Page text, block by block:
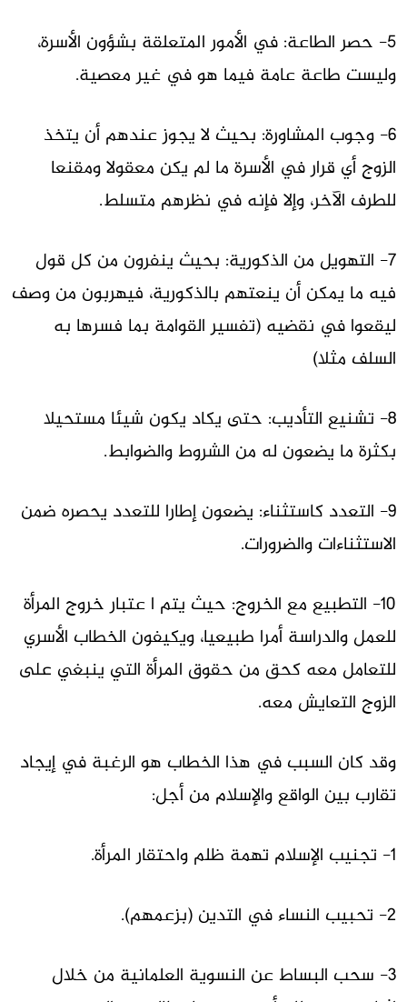
5- حصر الطاعة: في الأمور المتعلقة بشؤون الأسرة،
وليست طاعة عامة فيما هو في غير معصية.
6- وجوب المشاورة: بحيث لا يجوز عندهم أن يتخذ
الزوج أي قرار في الأسرة ما لم يكن معقولا ومقنعا
للطرف الآخر، وإلا فإنه في نظرهم متسلط.
7- التهويل من الذكورية: بحيث ينفرون من كل قول
فيه ما يمكن أن ينعتهم بالذكورية، فيهربون من وصف
ليقعوا في نقضيه (تفسير القوامة بما فسرها به
السلف مثلا)
8- تشنيع التأديب: حتى يكاد يكون شيئا مستحيلا
بكثرة ما يضعون له من الشروط والضوابط.
9- التعدد كاستثناء: يضعون إطارا للتعدد يحصره ضمن
الاستثناءات والضرورات.
10- التطبيع مع الخروج: حيث يتم ا عتبار خروج المرأة
للعمل والدراسة أمرا طبيعيا، ويكيفون الخطاب الأسري
للتعامل معه كحق من حقوق المرأة التي ينبغي على
الزوج التعايش معه.
وقد كان السبب في هذا الخطاب هو الرغبة في إيجاد
تقارب بين الواقع والإسلام من أجل:
1- تجنيب الإسلام تهمة ظلم واحتقار المرأة.
2- تحبيب النساء في التدين (بزعمهم).
3- سحب البساط عن النسوية العلمانية من خلال